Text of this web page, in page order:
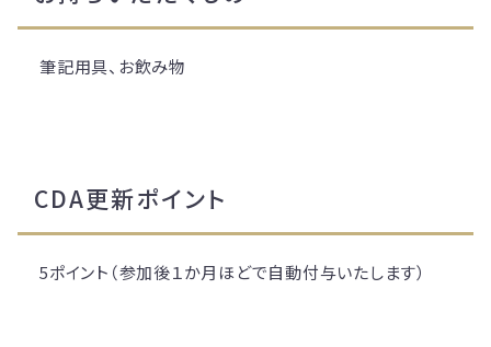
筆記用具、お飲み物
CDA更新ポイント
5ポイント（参加後１か月ほどで自動付与いたします）